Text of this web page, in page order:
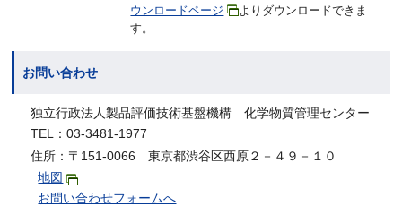
ウンロードページ
よりダウンロードできま
す。
お問い合わせ
独立行政法人製品評価技術基盤機構 化学物質管理センター
TEL：03-3481-1977
住所：〒151-0066 東京都渋谷区西原２－４９－１０
地図
お問い合わせフォームへ